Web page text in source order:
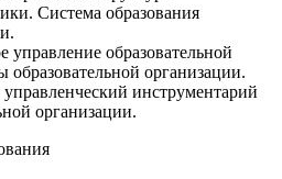
Система образования
управление образовательной
образовательной организации.
инструментарий
организации.